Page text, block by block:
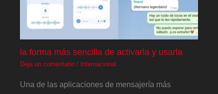
la forma más sencilla de activarla y usarla
Deja un comentario / Internacional
Una de las aplicaciones de mensajería más